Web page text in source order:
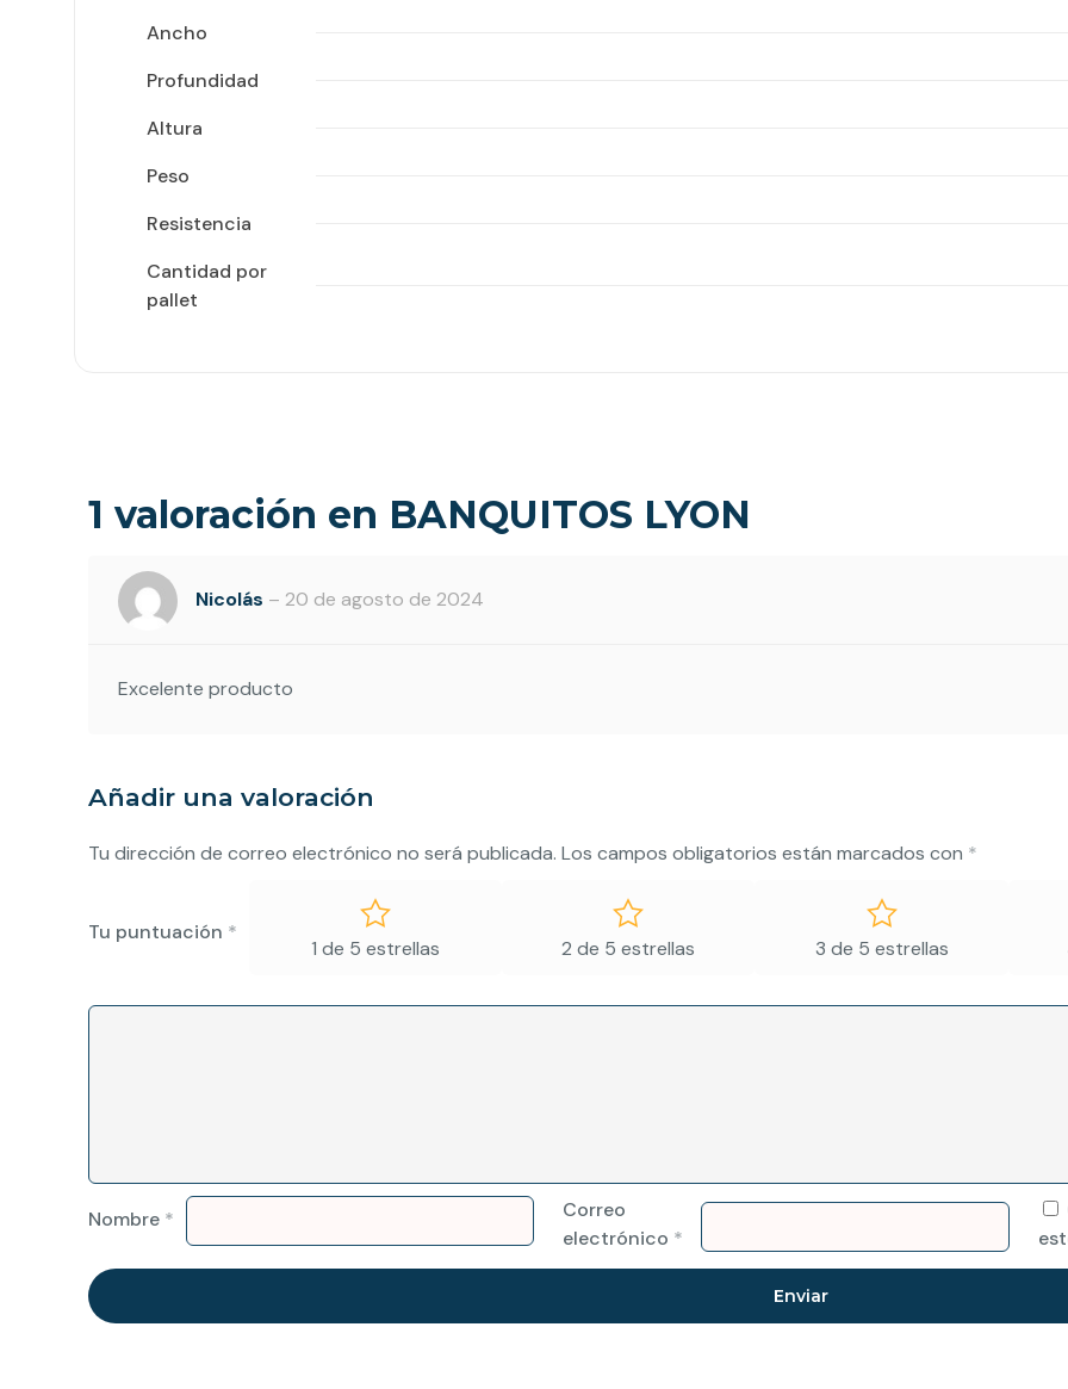
Ancho
Profundidad
Altura
Peso
Resistencia
Cantidad por
pallet
1 valoración en BANQUITOS LYON
Nicolás – 20 de agosto de 2024
Excelente producto
Añadir una valoración
Tu dirección de correo electrónico no será publicada. Los campos obligatorios están marcados con *
Tu puntuación *
1 de 5 estrellas 2 de 5 estrellas 3 de 5 estrellas
Nombre *
Correo
electrónico *